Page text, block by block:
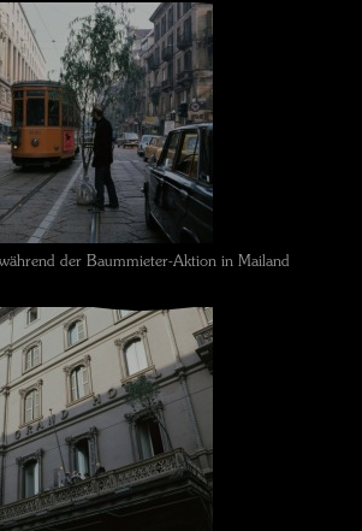
der Baummieter-Aktion in Mailand